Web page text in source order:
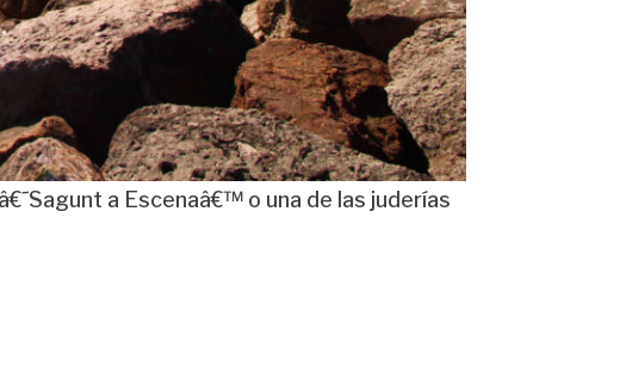
a Escenaâ€™ o una de las juderías